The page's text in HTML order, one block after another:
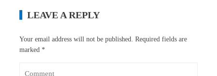
LEAVE A REPLY
Your email address will not be published. Required fields are
marked *